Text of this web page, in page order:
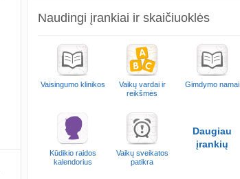
Naudingi įrankiai ir skaičiuoklės
Vaisingumo klinikos
Vaikų vardai ir
reikšmės
Gimdymo namai
Kūdikio raidos
kalendorius
Vaikų sveikatos
patikra
Daugiau
įrankių